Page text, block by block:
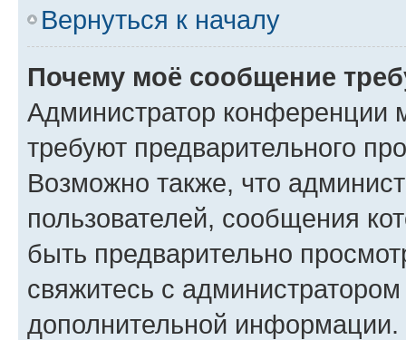
Вернуться к началу
Почему моё сообщение
Администратор конференции
требуют предварительного
Возможно также, что
пользователей, сообщения
быть предварительно
свяжитесь с
дополнительной информации.